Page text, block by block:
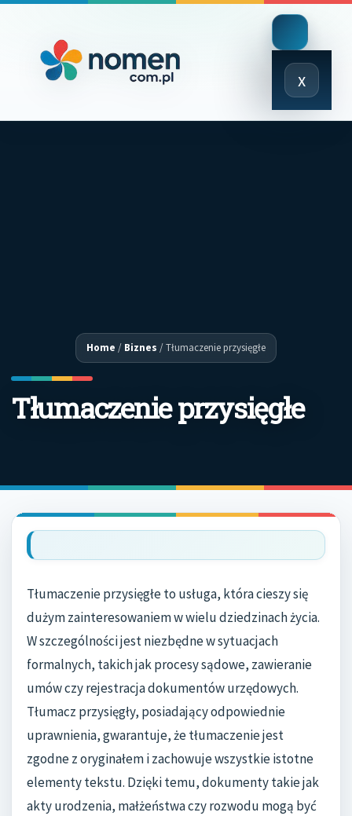
x
Close
Menu
Home / Biznes /Tłumaczenie przysięgłe
Tłumaczenie przysięgłe
Tłumaczenie przysięgłe to usługa, która cieszy się
dużym zainteresowaniem w wielu dziedzinach życia.
W szczególności jest niezbędne w sytuacjach
formalnych, takich jak procesy sądowe, zawieranie
umów czy rejestracja dokumentów urzędowych.
Tłumacz przysięgły, posiadający odpowiednie
uprawnienia, gwarantuje, że tłumaczenie jest
zgodne z oryginałem i zachowuje wszystkie istotne
elementy tekstu. Dzięki temu, dokumenty takie jak
akty urodzenia, małżeństwa czy rozwodu mogą być